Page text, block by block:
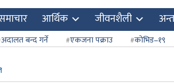
आर्थिक जीवनशैली
अदालत बन्द गर्ने एकजना पक्राउ कोभिड–१९